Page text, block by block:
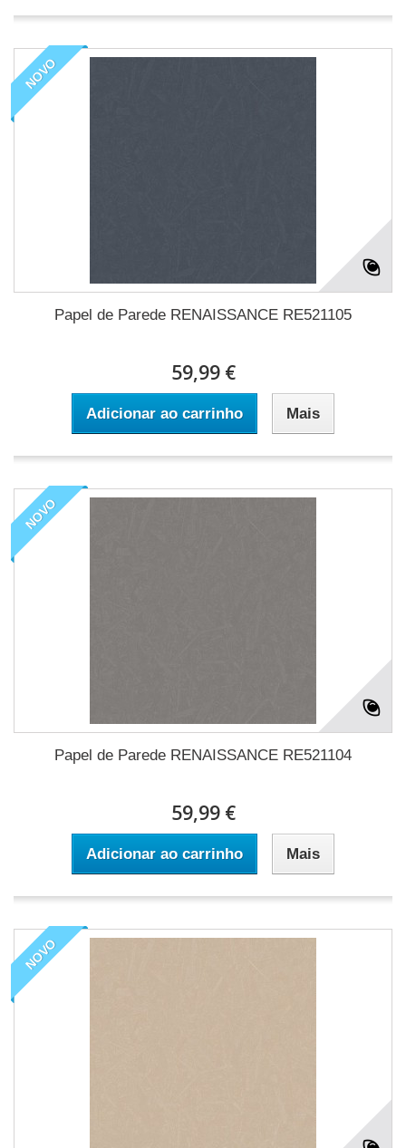
NOVO
Papel de Parede RENAISSANCE RE521105
59,99 €
Adicionar ao carrinho Mais
NOVO
Papel de Parede RENAISSANCE RE521104
59,99 €
Adicionar ao carrinho Mais
NOVO